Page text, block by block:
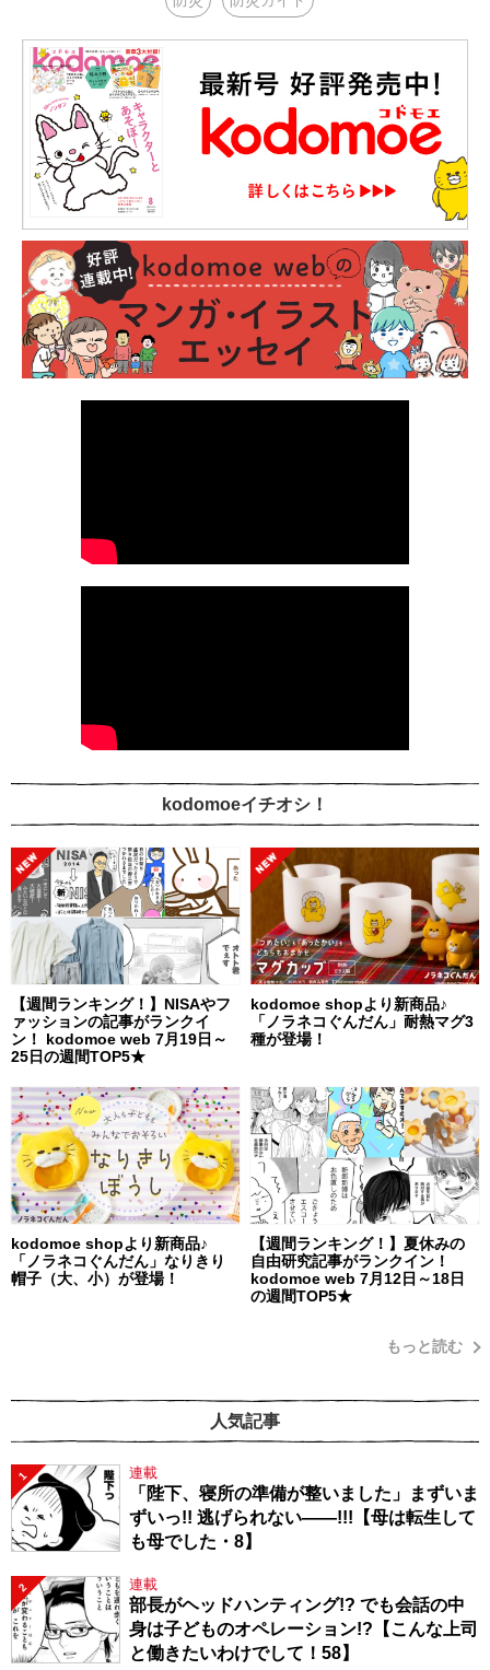
kodomoeイチオシ！
【週間ランキング！】NISAやフ
ァッションの記事がランクイ
ン！ kodomoe web 7月19日～
25日の週間TOP5★
kodomoe shopより新商品♪
「ノラネコぐんだん」耐熱マグ3
種が登場！
kodomoe shopより新商品♪
「ノラネコぐんだん」なりきり
帽子（大、小）が登場！
【週間ランキング！】夏休みの
自由研究記事がランクイン！
kodomoe web 7月12日～18日
の週間TOP5★
もっと読む
人気記事
1 連載
「陛下、寝所の準備が整いました」まずいま
ずいっ!! 逃げられない――!!!【母は転生して
も母でした・8】
2 連載
部長がヘッドハンティング!? でも会話の中
身は子どものオペレーション!?【こんな上司
と働きたいわけでして！58】